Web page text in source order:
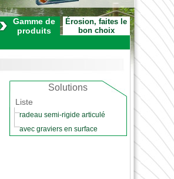
Gamme de
produits
Érosion, faites le
bon choix
Solutions
Liste
radeau semi-rigide articulé
avec graviers en surface